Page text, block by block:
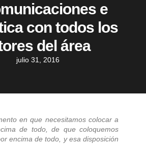
e
con todos los
del área
julio 31, 2016
en que necesitamos colocar a
de todo, de que coloquemos
encima de todo, y esa disposición